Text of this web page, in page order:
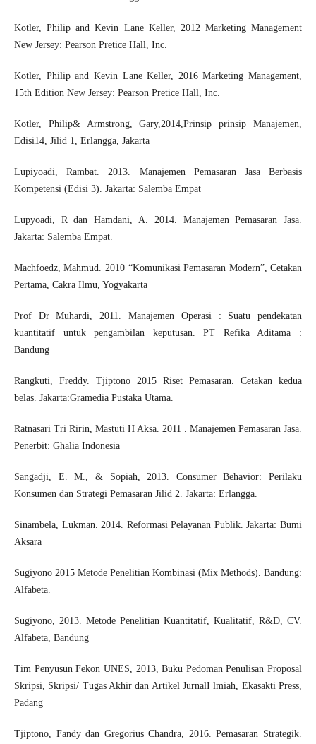
Kotler, Philip and Kevin Lane Keller, 2012 Marketing Management
New Jersey: Pearson Pretice Hall, Inc.
Kotler, Philip and Kevin Lane Keller, 2016 Marketing Management,
15th Edition New Jersey: Pearson Pretice Hall, Inc.
Kotler, Philip& Armstrong, Gary,2014,Prinsip prinsip Manajemen,
Edisi14, Jilid 1, Erlangga, Jakarta
Lupiyoadi, Rambat. 2013. Manajemen Pemasaran Jasa Berbasis
Kompetensi (Edisi 3). Jakarta: Salemba Empat
Lupyoadi, R dan Hamdani, A. 2014. Manajemen Pemasaran Jasa.
Jakarta: Salemba Empat.
Machfoedz, Mahmud. 2010 “Komunikasi Pemasaran Modern”, Cetakan
Pertama, Cakra Ilmu, Yogyakarta
Prof Dr Muhardi, 2011. Manajemen Operasi : Suatu pendekatan
kuantitatif untuk pengambilan keputusan. PT Refika Aditama :
Bandung
Rangkuti, Freddy. Tjiptono 2015 Riset Pemasaran. Cetakan kedua
belas. Jakarta:Gramedia Pustaka Utama.
Ratnasari Tri Ririn, Mastuti H Aksa. 2011 . Manajemen Pemasaran Jasa.
Penerbit: Ghalia Indonesia
Sangadji, E. M., & Sopiah, 2013. Consumer Behavior: Perilaku
Konsumen dan Strategi Pemasaran Jilid 2. Jakarta: Erlangga.
Sinambela, Lukman. 2014. Reformasi Pelayanan Publik. Jakarta: Bumi
Aksara
Sugiyono 2015 Metode Penelitian Kombinasi (Mix Methods). Bandung:
Alfabeta.
Sugiyono, 2013. Metode Penelitian Kuantitatif, Kualitatif, R&D, CV.
Alfabeta, Bandung
Tim Penyusun Fekon UNES, 2013, Buku Pedoman Penulisan Proposal
Skripsi, Skripsi/ Tugas Akhir dan Artikel JurnalI lmiah, Ekasakti Press,
Padang
Tjiptono, Fandy dan Gregorius Chandra, 2016. Pemasaran Strategik.